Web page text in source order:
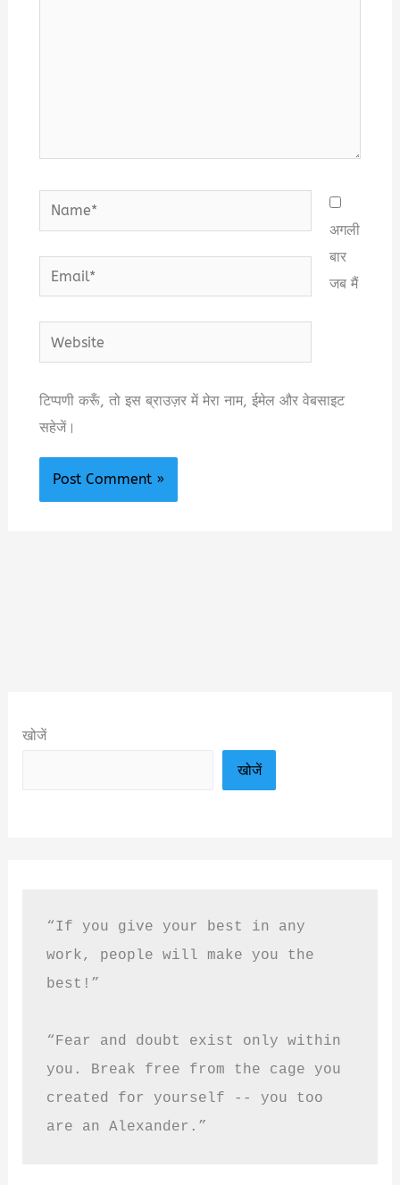
Name*
Email*
Website
अगली
बार
जब मैं
टिप्पणी करूँ, तो इस ब्राउज़र में मेरा नाम, ईमेल और वेबसाइट
सहेजें।
खोजें
खोजें
“If you give your best in any
work, people will make you the
best!”
“Fear and doubt exist only within
you. Break free from the cage you
created for yourself -- you too
are an Alexander.”